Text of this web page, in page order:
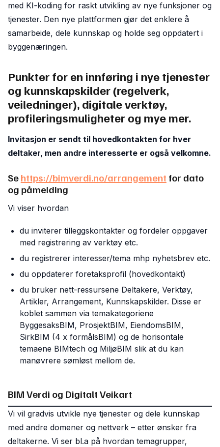
med KI-koding for raskt utvikling av nye funksjoner og
tjenester. Den nye plattformen gjør det enklere å
samarbeide, dele kunnskap og holde seg oppdatert i
byggenæringen.
Punkter for en innføring i nye tjenester
og kunnskapskilder (regelverk,
veiledninger), digitale verktøy,
profileringsmuligheter og mye mer.
Invitasjon er sendt til hovedkontakten for hver
deltaker, men andre interesserte er også velkomne.
Sehttps://bimverdi.no/arrangement for dato
og påmelding
Vi viser hvordan
du inviterer tilleggskontakter og fordeler oppgaver
med registrering av verktøy etc.
du registrerer interesser/tema mhp nyhetsbrev etc.
du oppdaterer foretaksprofil (hovedkontakt)
du bruker nett-ressursene Deltakere, Verktøy,
Artikler, Arrangement, Kunnskapskilder. Disse er
koblet sammen via temakategoriene
ByggesaksBIM, ProsjektBIM, EiendomsBIM,
SirkBIM (4 x formålsBIM) og de horisontale
temaene BIMtech og MiljøBIM slik at du kan
manøvrere sømløst mellom de.
BIM Verdi og Digitalt Veikart
Vi vil gradvis utvikle nye tjenester og dele kunnskap
med andre domener og nettverk – etter ønsker fra
deltakerne. Vi ser bl.a på hvordan temagrupper,